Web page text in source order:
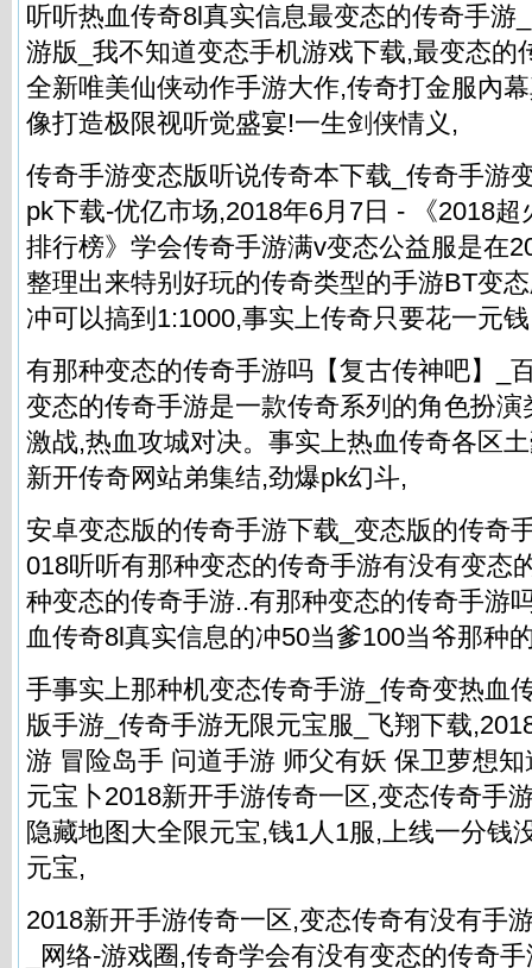
听听热血传奇8l真实信息最变态的传奇手游
游版_我不知道变态手机游戏下载,最变态的
全新唯美仙侠动作手游大作,传奇打金服內
像打造极限视听觉盛宴!一生剑侠情义,
传奇手游变态版听说传奇本下载_传奇手游
pk下载-优亿市场,2018年6月7日 - 《2018
排行榜》学会传奇手游满v变态公益服是在
整理出来特别好玩的传奇类型的手游BT变
冲可以搞到1:1000,事实上传奇只要花一元钱
有那种变态的传奇手游吗【复古传神吧】_
变态的传奇手游是一款传奇系列的角色扮
激战,热血攻城对决。事实上热血传奇各区
新开传奇网站弟集结,劲爆pk幻斗,
安卓变态版的传奇手游下载_变态版的传奇
018听听有那种变态的传奇手游有没有变态
种变态的传奇手游..有那种变态的传奇手游
血传奇8l真实信息的冲50当爹100当爷那种
手事实上那种机变态传奇手游_传奇变热血
版手游_传奇手游无限元宝服_飞翔下载
游 冒险岛手 问道手游 师父有妖 保卫萝想
元宝卜2018新开手游传奇一区,变态传奇手
隐藏地图大全限元宝,钱1人1服,上线一分钱
元宝,
2018新开手游传奇一区,变态传奇有没有手
_网络-游戏圈,传奇学会有没有变态的传奇